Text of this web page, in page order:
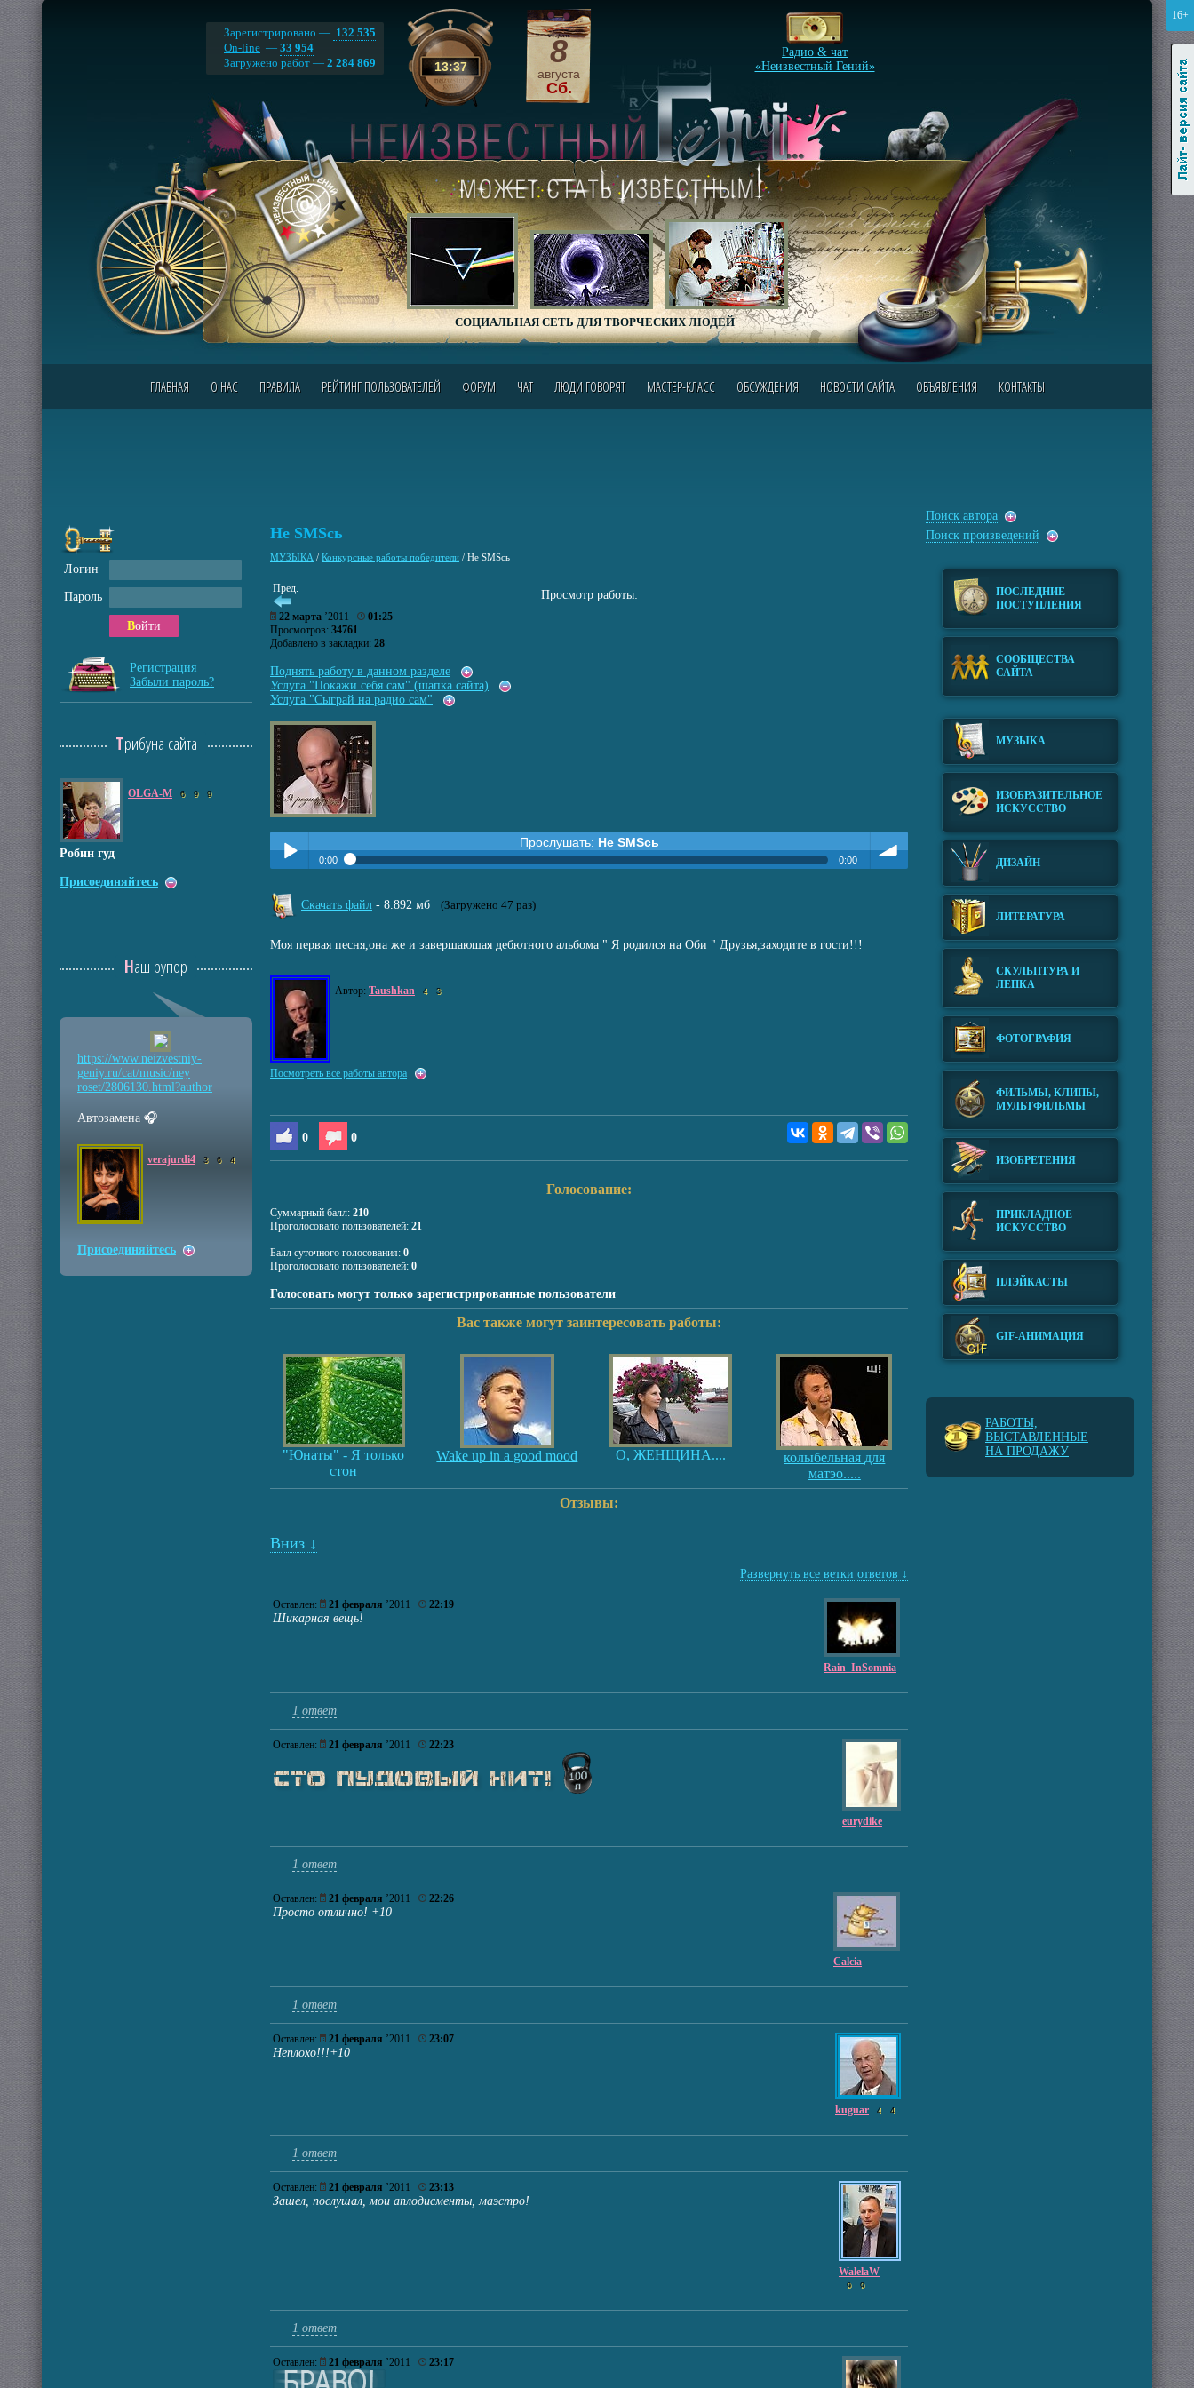
16+
13:37
Зарегистрировано — 132 535
On-line — 33 954
Загружено работ — 2 284 869 8
августа
Сб.
СОЦИАЛЬНАЯ СЕТЬ ДЛЯ ТВОРЧЕСКИХ ЛЮДЕЙ
Радио & чат
«Неизвестный Гений»
ГЛАВНАЯ О НАС ПРАВИЛА РЕЙТИНГ ПОЛЬЗОВАТЕЛЕЙ ФОРУМ ЧАТ ЛЮДИ ГОВОРЯТ МАСТЕР-КЛАСС ОБСУЖДЕНИЯ НОВОСТИ САЙТА ОБЪЯВЛЕНИЯ КОНТАКТЫ
Не SMSсь
МУЗЫКА / Конкурсные работы победители / Не SMSсь
Пред. Просмотр работы:
22 марта ’2011
01:25
Просмотров: 34761
Добавлено в закладки: 28
Поднять работу в данном разделе
Услуга "Покажи себя сам" (шапка сайта)
Услуга "Сыграй на радио сам"
Play /
pause
Прослушать: Не SMSсь
0:00 0:00
Скачать файл - 8.892 мб (Загружено 47 раз)
Моя первая песня,она же и завершаюшая дебютного альбома " Я родился на Оби " Друзья,заходите в гости!!!
Автор: Taushkan 4 3
Посмотреть все работы автора
0 0
Голосование:
Суммарный балл: 210
Проголосовало пользователей: 21
Балл суточного голосования: 0
Проголосовало пользователей: 0
Голосовать могут только зарегистрированные пользователи
Вас также могут заинтересовать работы:
"Юнаты" - Я только
стон
Wake up in a good mood О, ЖЕНЩИНА....
колыбельная для
матэо.....
Отзывы:
Вниз ↓
Развернуть все ветки ответов ↓
Оставлен: 21 февраля ’2011 22:19
Шикарная вещь!
Rain_InSomnia
1 ответ
Оставлен: 21 февраля ’2011 22:23
eurydike
1 ответ
Оставлен: 21 февраля ’2011 22:26
Просто отлично! +10
Calcia
1 ответ
Оставлен: 21 февраля ’2011 23:07
Неплохо!!!+10
kuguar 4 4
1 ответ
Оставлен: 21 февраля ’2011 23:13
Зашел, послушал, мои аплодисменты, маэстро!
WalelaW
9 9
1 ответ
Оставлен: 21 февраля ’2011 23:17
Логин
Пароль
Войти
Регистрация
Забыли пароль?
Трибуна сайта
OLGA-M 6 9 9
Робин гуд
Присоединяйтесь
Наш рупор
https://www.neizvestniy-
geniy.ru/cat/music/ney
roset/2806130.html?author
Автозамена 🎧
verajurdi4 3 6 4
Присоединяйтесь
Поиск автора
Поиск произведений
ПОСЛЕДНИЕ
ПОСТУПЛЕНИЯ
СООБЩЕСТВА
САЙТА
МУЗЫКА
ИЗОБРАЗИТЕЛЬНОЕ
ИСКУССТВО
ДИЗАЙН
ЛИТЕРАТУРА
СКУЛЬПТУРА И
ЛЕПКА
ФОТОГРАФИЯ
ФИЛЬМЫ, КЛИПЫ,
МУЛЬТФИЛЬМЫ
ИЗОБРЕТЕНИЯ
ПРИКЛАДНОЕ
ИСКУССТВО
ПЛЭЙКАСТЫ
GIF-АНИМАЦИЯ
РАБОТЫ,
ВЫСТАВЛЕННЫЕ
НА ПРОДАЖУ